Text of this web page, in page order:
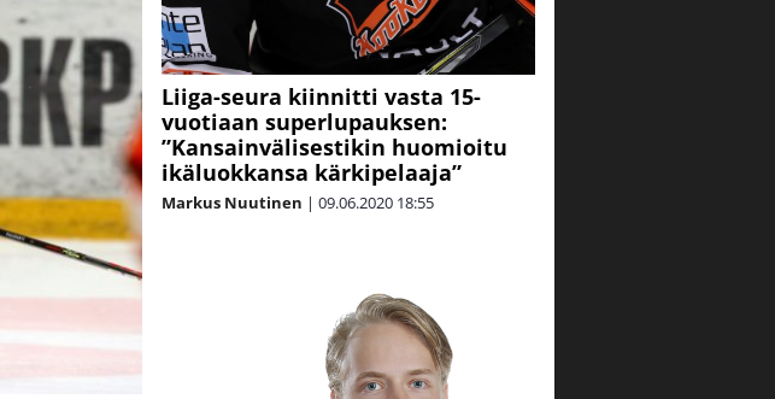
Liiga-seura kiinnitti vasta 15-
vuotiaan superlupauksen:
”Kansainvälisestikin huomioitu
ikäluokkansa kärkipelaaja”
Markus Nuutinen | 09.06.2020 18:55